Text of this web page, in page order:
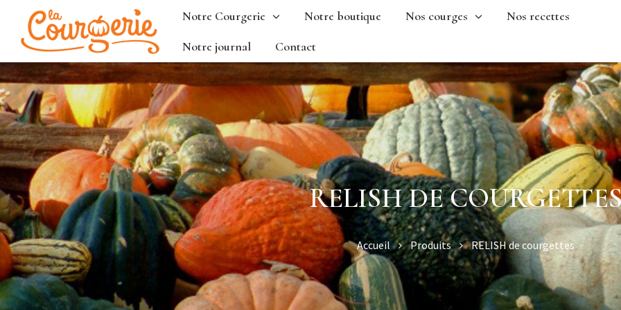
Notre Courgerie Notre boutique Nos courges
Nos recettes
Notre journal
Contact
RELISH DE
Accueil Produits RELISH de courgettes